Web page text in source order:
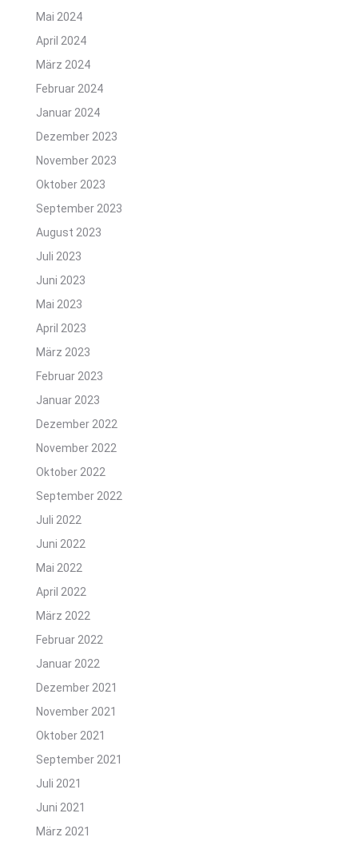
Mai 2024
April 2024
März 2024
Februar 2024
Januar 2024
Dezember 2023
November 2023
Oktober 2023
September 2023
August 2023
Juli 2023
Juni 2023
Mai 2023
April 2023
März 2023
Februar 2023
Januar 2023
Dezember 2022
November 2022
Oktober 2022
September 2022
Juli 2022
Juni 2022
Mai 2022
April 2022
März 2022
Februar 2022
Januar 2022
Dezember 2021
November 2021
Oktober 2021
September 2021
Juli 2021
Juni 2021
März 2021